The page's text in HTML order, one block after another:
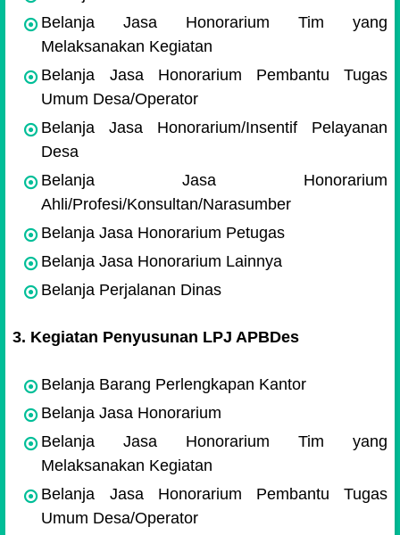
Belanja Jasa Honorarium Tim yang
Melaksanakan Kegiatan
Belanja Jasa Honorarium Pembantu Tugas
Umum Desa/Operator
Belanja Jasa Honorarium/Insentif Pelayanan
Desa
Belanja Jasa Honorarium
Ahli/Profesi/Konsultan/Narasumber
Belanja Jasa Honorarium Petugas
Belanja Jasa Honorarium Lainnya
Belanja Perjalanan Dinas
3. Kegiatan Penyusunan LPJ APBDes
Belanja Barang Perlengkapan Kantor
Belanja Jasa Honorarium
Belanja Jasa Honorarium Tim yang
Melaksanakan Kegiatan
Belanja Jasa Honorarium Pembantu Tugas
Umum Desa/Operator